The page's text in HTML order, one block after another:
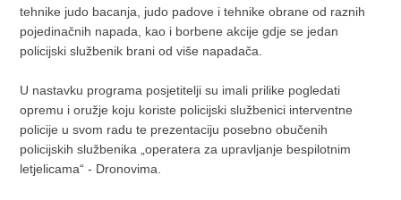
tehnike judo bacanja, judo padove i tehnike obrane od raznih
pojedinačnih napada, kao i borbene akcije gdje se jedan
policijski službenik brani od više napadača.
U nastavku programa posjetitelji su imali prilike pogledati
opremu i oružje koju koriste policijski službenici interventne
policije u svom radu te prezentaciju posebno obučenih
policijskih službenika „operatera za upravljanje bespilotnim
letjelicama“ - Dronovima.